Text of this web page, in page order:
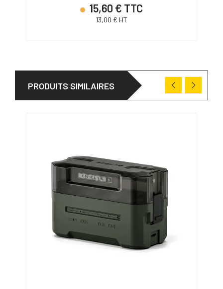
15,60 € TTC
13,00 € HT
PRODUITS SIMILAIRES